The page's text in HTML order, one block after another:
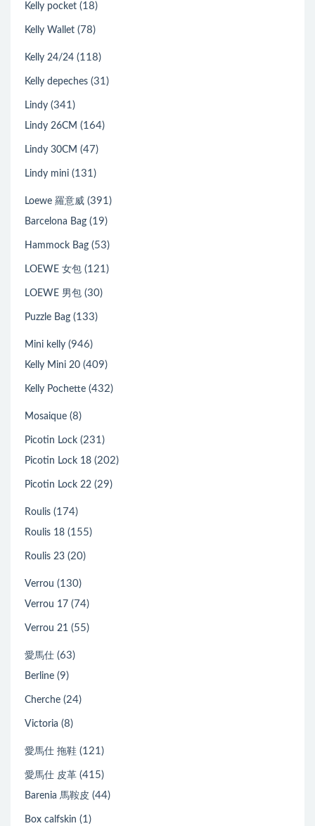
Kelly pocket (18)
Kelly Wallet (78)
Kelly 24/24 (118)
Kelly depeches (31)
Lindy (341)
Lindy 26CM (164)
Lindy 30CM (47)
Lindy mini (131)
Loewe 羅意威 (391)
Barcelona Bag (19)
Hammock Bag (53)
LOEWE 女包 (121)
LOEWE 男包 (30)
Puzzle Bag (133)
Mini kelly (946)
Kelly Mini 20 (409)
Kelly Pochette (432)
Mosaique (8)
Picotin Lock (231)
Picotin Lock 18 (202)
Picotin Lock 22 (29)
Roulis (174)
Roulis 18 (155)
Roulis 23 (20)
Verrou (130)
Verrou 17 (74)
Verrou 21 (55)
愛馬仕 (63)
Berline (9)
Cherche (24)
Victoria (8)
愛馬仕 拖鞋 (121)
愛馬仕 皮革 (415)
Barenia 馬鞍皮 (44)
Box calfskin (1)